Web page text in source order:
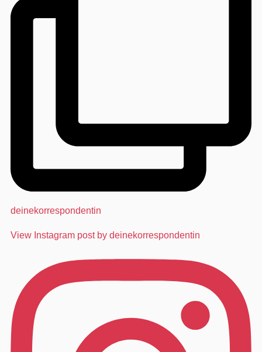
deinekorrespondentin
View Instagram post by deinekorrespondentin